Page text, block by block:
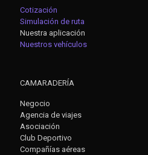
Cotización
Simulación de ruta
Nuestra aplicación
Nuestros vehículos
CAMARADERÍA
Negocio
Agencia de viajes
Asociación
Club Deportivo
Compañías aéreas